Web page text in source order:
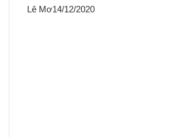
Lê Mơ14/12/2020